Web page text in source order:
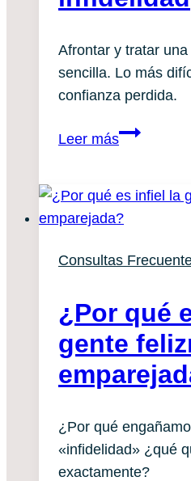
Afrontar y tratar
sencilla. Lo más
confianza perdida.
Leer másCómo
confiar
después
una
Consultas
¿Por qué
gente
¿Por qué
«infidelidad» ¿qué
exactamente?